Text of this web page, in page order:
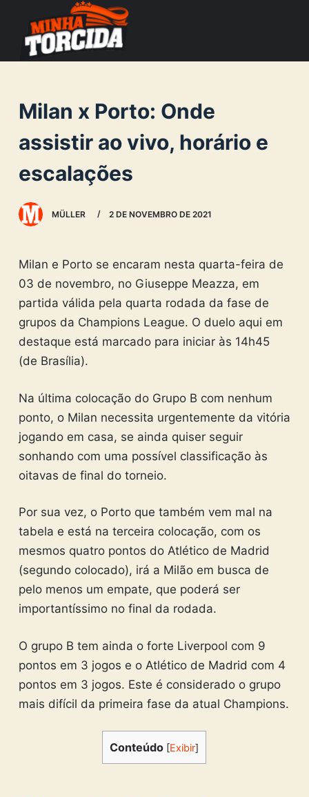
o
n
e
Milan x Porto: Onde
assistir ao vivo, horário e
escalações
MÜLLER 2 DE NOVEMBRO DE 2021
Milan e Porto se encaram nesta quarta-feira de
03 de novembro, no Giuseppe Meazza, em
partida válida pela quarta rodada da fase de
grupos da Champions League. O duelo aqui em
destaque está marcado para iniciar às 14h45
(de Brasília).
Na última colocação do Grupo B com nenhum
ponto, o Milan necessita urgentemente da vitória
jogando em casa, se ainda quiser seguir
sonhando com uma possível classificação às
oitavas de final do torneio.
Por sua vez, o Porto que também vem mal na
tabela e está na terceira colocação, com os
mesmos quatro pontos do Atlético de Madrid
(segundo colocado), irá a Milão em busca de
pelo menos um empate, que poderá ser
importantíssimo no final da rodada.
O grupo B tem ainda o forte Liverpool com 9
pontos em 3 jogos e o Atlético de Madrid com 4
pontos em 3 jogos. Este é considerado o grupo
mais difícil da primeira fase da atual Champions.
Conteúdo [Exibir]